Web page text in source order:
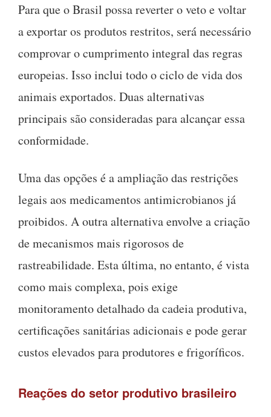
Para que o Brasil possa reverter o veto e voltar
a exportar os produtos restritos, será necessário
comprovar o cumprimento integral das regras
europeias. Isso inclui todo o ciclo de vida dos
animais exportados. Duas alternativas
principais são consideradas para alcançar essa
conformidade.
Uma das opções é a ampliação das restrições
legais aos medicamentos antimicrobianos já
proibidos. A outra alternativa envolve a criação
de mecanismos mais rigorosos de
rastreabilidade. Esta última, no entanto, é vista
como mais complexa, pois exige
monitoramento detalhado da cadeia produtiva,
certificações sanitárias adicionais e pode gerar
custos elevados para produtores e frigoríficos.
Reações do setor produtivo brasileiro